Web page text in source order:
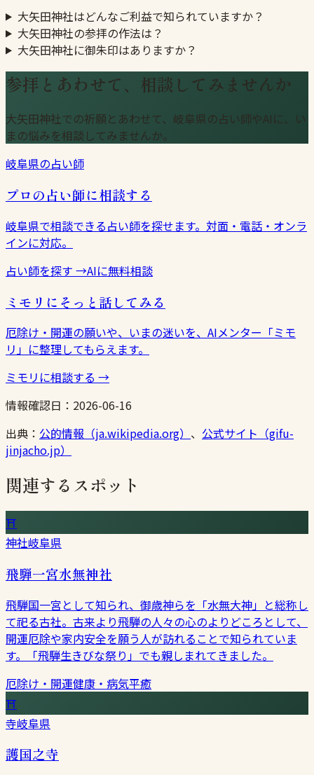
大矢田神社はどんなご利益で知られていますか？
大矢田神社の参拝の作法は？
大矢田神社に御朱印はありますか？
参拝とあわせて、相談してみませんか
大矢田神社での祈願とあわせて、岐阜県の占い師やAIに、い
まの悩みを相談してみませんか。
岐阜県の占い師
プロの占い師に相談する
岐阜県で相談できる占い師を探せます。対面・電話・オンラ
インに対応。
占い師を探す →AIに無料相談
ミモリにそっと話してみる
厄除け・開運の願いや、いまの迷いを、AIメンター「ミモ
リ」に整理してもらえます。
ミモリに相談する →
情報確認日： 2026-06-16
出典： 公的情報（ja.wikipedia.org） 、 公式サイト（gifu-
jinjacho.jp）
関連するスポット
⛩
神社岐阜県
飛騨一宮水無神社
飛騨国一宮として知られ、御歳神らを「水無大神」と総称し
て祀る古社。古来より飛騨の人々の心のよりどころとして、
開運厄除や家内安全を願う人が訪れることで知られていま
す。「飛騨生きびな祭り」でも親しまれてきました。
厄除け・開運健康・病気平癒
⛩
寺岐阜県
護国之寺